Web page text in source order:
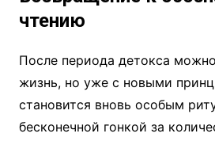
чтению
После периода детокса
жизнь, но уже с новыми
становится вновь особым
бесконечной гонкой за